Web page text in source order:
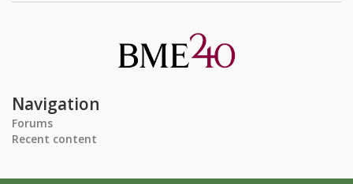
Navigation
Forums
Recent content